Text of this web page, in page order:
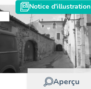
Notice d'illustration
Aperçu